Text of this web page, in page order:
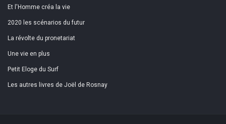
Et l'Homme créa la vie
2020 les scénarios du futur
La révolte du pronetariat
Une vie en plus
Petit Eloge du Surf
Les autres livres de Joël de Rosnay